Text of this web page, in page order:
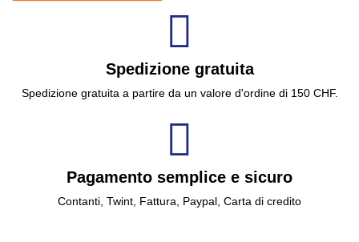
Spedizione gratuita
Spedizione gratuita a partire da un valore d'ordine di 150 CHF.
Pagamento semplice e sicuro
Contanti, Twint, Fattura, Paypal, Carta di credito